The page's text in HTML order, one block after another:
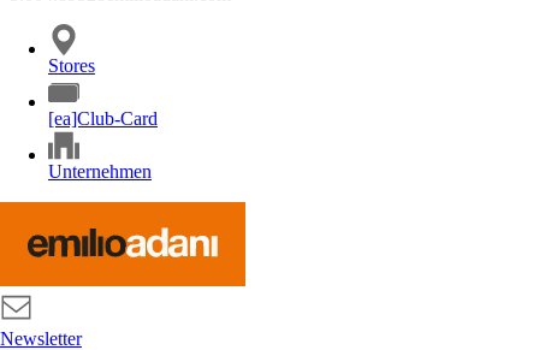
Stores
[ea]Club-Card
Unternehmen
Newsletter